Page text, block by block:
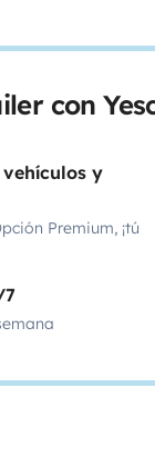
con
y
Premium, ¡tú
7